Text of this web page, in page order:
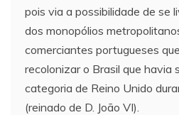
pois via a possibilidade de se
dos monopólios
comerciantes portugueses
recolonizar o Brasil que havia
categoria de Reino Unido
(reinado de D. João VI).